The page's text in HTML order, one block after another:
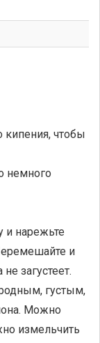
кипения, чтобы
немного
и нарежьте
и
загустеет.
густым,
Можно
измельчить